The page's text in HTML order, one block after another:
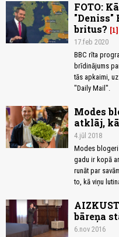
FOTO:
"Deniss"
britus?
1
17.feb 2020
BBC rīta
brīdinājums
tās apkaimi,
"Daily Mail".
Modes
atklāj,
4.jūl 2018
Modes
gadu ir kopā
runāt par
to, kā viņu
bāreņa
6.nov 2016